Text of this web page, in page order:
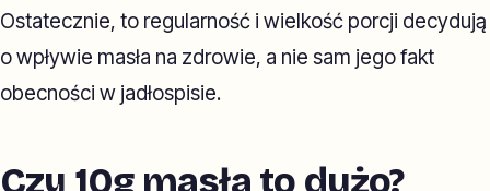
Ostatecznie, to regularność i wielkość porcji decydują
o wpływie masła na zdrowie, a nie sam jego fakt
obecności w jadłospisie.